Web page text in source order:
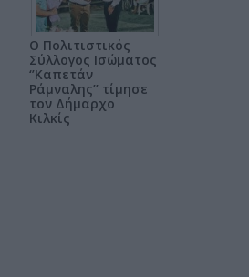
Ο Πολιτιστικός
Σύλλογος Ισώματος
‘’Καπετάν
Ράμναλης’’ τίμησε
τον Δήμαρχο
Κιλκίς